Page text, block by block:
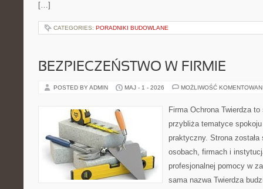
[…]
CATEGORIES: PORADNIKI BUDOWLANE
BEZPIECZEŃSTWO W FIRMIE
POSTED BY ADMIN MAJ - 1 - 2026 MOŻLIWOŚĆ
Firma Ochrona Twierdza
przybliża tematyce
praktyczny. Strona
osobach, firmach i
profesjonalnej pomocy w
sama nazwa Twierdza